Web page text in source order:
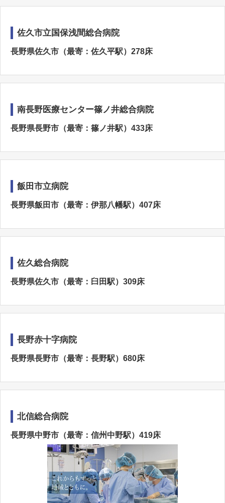
佐久市立国保浅間総合病院
長野県佐久市（最寄：佐久平駅）278床
南長野医療センター篠ノ井総合病院
長野県長野市（最寄：篠ノ井駅）433床
飯田市立病院
長野県飯田市（最寄：伊那八幡駅）407床
佐久総合病院
長野県佐久市（最寄：臼田駅）309床
長野赤十字病院
長野県長野市（最寄：長野駅）680床
北信総合病院
長野県中野市（最寄：信州中野駅）419床